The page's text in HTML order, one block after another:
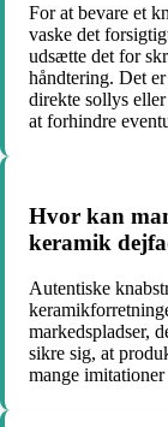
For at bevare et
vaske det
udsætte det for
håndtering. Det
direkte sollys
at forhindre
Hvor kan
keramik
Autentiske
markedspladser,
sikre sig, at
mange imitationer